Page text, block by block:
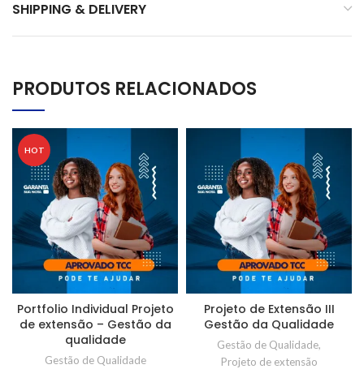
SHIPPING & DELIVERY
PRODUTOS RELACIONADOS
HOT
Portfolio Individual Projeto
de extensão – Gestão da
qualidade
Gestão de Qualidade
Projeto de Extensão III
Gestão da Qualidade
Gestão de Qualidade,
Projeto de extensão